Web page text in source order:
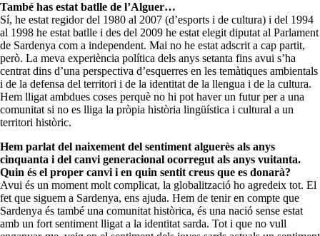
També has estat batlle de l’Alguer…
Sí, he estat regidor del 1980 al 2007 (d’esports i de cultura) i del 1994
al 1998 he estat batlle i des del 2009 he estat elegit diputat al Parlament
de Sardenya com a independent. Mai no he estat adscrit a cap partit,
però. La meva experiència política dels anys setanta fins avui s’ha
centrat dins d’una perspectiva d’esquerres en les temàtiques ambientals
i de la defensa del territori i de la identitat de la llengua i de la cultura.
Hem lligat ambdues coses perquè no hi pot haver un futur per a una
comunitat si no es lliga la pròpia història lingüística i cultural a un
territori històric.
Hem parlat del naixement del sentiment alguerès als anys
cinquanta i del canvi generacional ocorregut als anys vuitanta.
Quin és el proper canvi i en quin sentit creus que es donarà?
Avui és un moment molt complicat, la globalització ho agredeix tot. El
fet que siguem a Sardenya, ens ajuda. Hem de tenir en compte que
Sardenya és també una comunitat històrica, és una nació sense estat
amb un fort sentiment lligat a la identitat sarda. Tot i que no vull